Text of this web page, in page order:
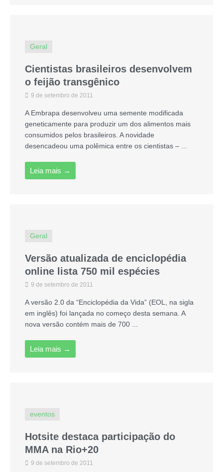
Geral
Cientistas brasileiros desenvolvem
o feijão transgênico
9 de setembro de 2011
A Embrapa desenvolveu uma semente modificada
geneticamente para produzir um dos alimentos mais
consumidos pelos brasileiros. A novidade
desencadeou uma polêmica entre os cientistas – ...
Leia mais →
Geral
Versão atualizada de enciclopédia
online lista 750 mil espécies
9 de setembro de 2011
A versão 2.0 da “Enciclopédia da Vida” (EOL, na sigla
em inglês) foi lançada no começo desta semana. A
nova versão contém mais de 700 ...
Leia mais →
eventos
Hotsite destaca participação do
MMA na Rio+20
9 de setembro de 2011